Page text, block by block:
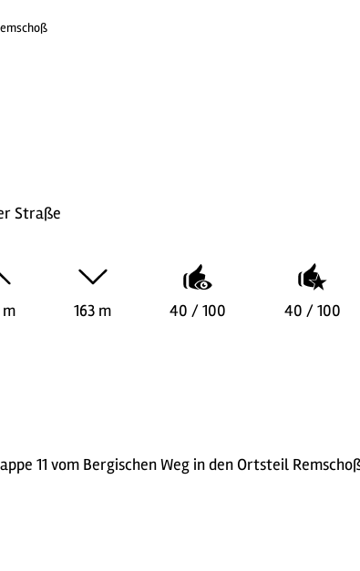
Straße
m 163 m 40 / 100 40 / 100
11 vom Bergischen Weg in den Ortsteil